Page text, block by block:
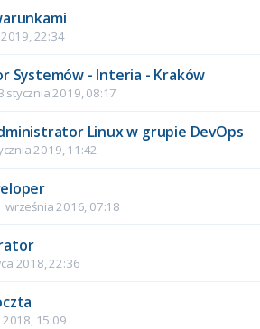
22:34
Systemów - Interia - Kraków
stycznia 2019, 08:17
Linux w grupie DevOps
2019, 11:42
września 2016, 07:18
2018, 22:36
2018, 15:09